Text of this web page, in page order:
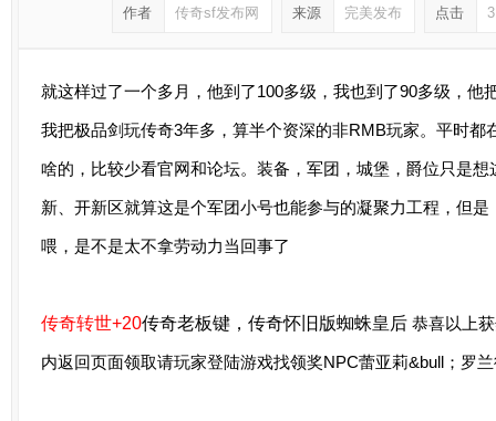
作者 传奇sf发布网 来源 完美发布 点击
就这样过了一个多月，他到了100多级，我也到了90多级，他
我把极品剑玩传奇3年多，算半个资深的非RMB玩家。平时
啥的，比较少看官网和论坛。装备，军团，城堡，爵位只是
新、开新区就算这是个军团小号也能参与的凝聚力工程，但
喂，是不是太不拿劳动力当回事了
传奇转世+20传奇老板键，传奇怀旧版蜘蛛皇后 恭喜以上
内返回页面领取请玩家登陆游戏找领奖NPC蕾亚莉&bull；罗